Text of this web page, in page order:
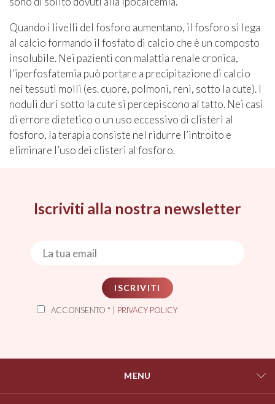
Quando i livelli del fosforo aumentano, il fosforo si lega
al calcio formando il fosfato di calcio che è un composto
insolubile. Nei pazienti con malattia renale cronica,
l’iperfosfatemia può portare a precipitazione di calcio
nei tessuti molli (es. cuore, polmoni, reni, sotto la cute). I
noduli duri sotto la cute si percepiscono al tatto. Nei casi
di errore dietetico o un uso eccessivo di clisteri al
fosforo, la terapia consiste nel ridurre l’introito e
eliminare l’uso dei clisteri al fosforo.
Iscriviti alla nostra newsletter
ISCRIVITI
ACCONSENTO * | PRIVACY POLICY
MENU